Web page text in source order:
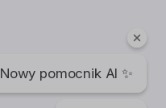
Nowy pomocnik AI ✨